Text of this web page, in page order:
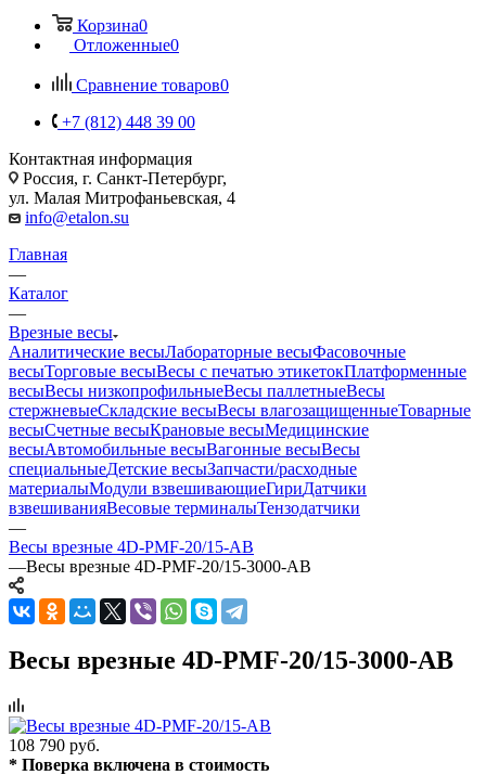
Корзина0
Отложенные0
Сравнение товаров0
+7 (812) 448 39 00
Контактная информация
Россия, г. Санкт-Петербург,
ул. Малая Митрофаньевская, 4
info@etalon.su
Главная
—
Каталог
—
Врезные весы
Аналитические весыЛабораторные весыФасовочные
весыТорговые весыВесы с печатью этикетокПлатформенные
весыВесы низкопрофильныеВесы паллетныеВесы
стержневыеСкладские весыВесы влагозащищенныеТоварные
весыСчетные весыКрановые весыМедицинские
весыАвтомобильные весыВагонные весыВесы
специальныеДетские весыЗапчасти/расходные
материалыМодули взвешивающиеГириДатчики
взвешиванияВесовые терминалыТензодатчики
—
Весы врезные 4D-PMF-20/15-AВ
—Весы врезные 4D-PMF-20/15-3000-AB
Весы врезные 4D-PMF-20/15-3000-AB
108 790 руб.
* Поверка включена в стоимость